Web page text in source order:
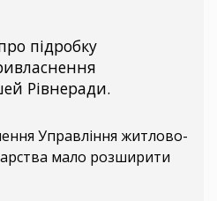
підробку
Рівнеради.
Управління житлово-
мало розширити